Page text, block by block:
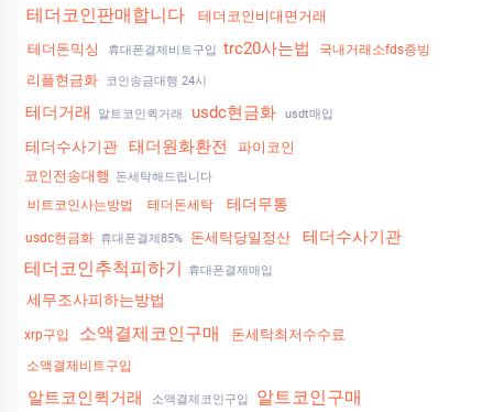
테더코인판매합니다
테더코인비대면거래
테더돈믹싱
휴대폰결제비트구입 trc20사는법 국내거래소fds증빙
리플현금화 코인송금대행 24시
테더거래 알트코인퀵거래 usdc현금화 usdt매입
테더수사기관 태더원화환전
파이코인
코인전송대행
돈세탁해드립니다
비트코인사는방법 테더돈세탁 테더무통
usdc현금화 휴대폰결제85% 돈세탁당일정산 테더수사기관
테더코인추척피하기 휴대폰결제매입
세무조사피하는방법
xrp구입 소액결제코인구매 돈세탁최저수수료
소액결제비트구입
알트코인퀵거래 소액결제코인구입
알트코인구매